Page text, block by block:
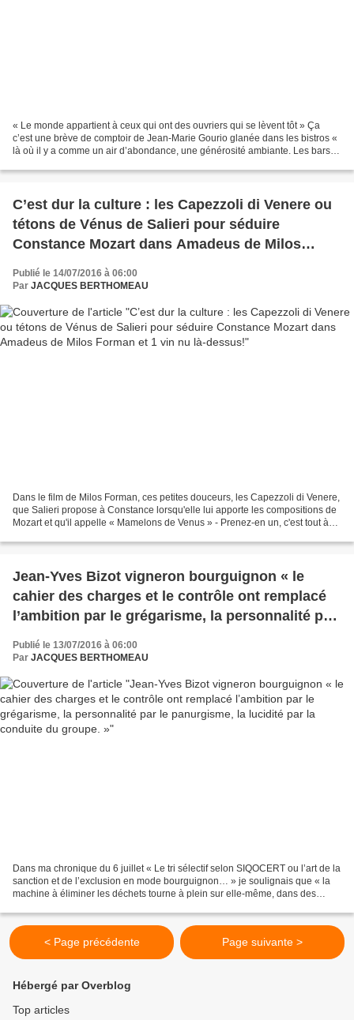
« Le monde appartient à ceux qui ont des ouvriers qui se lèvent tôt » Ça
c’est une brève de comptoir de Jean-Marie Gourio glanée dans les bistros «
là où il y a comme un air d’abondance, une générosité ambiante. Les bars
C’est dur la culture : les Capezzoli di Venere ou
tétons de Vénus de Salieri pour séduire
Constance Mozart dans Amadeus de Milos
Forman et 1 vin nu là-dessus!
Publié le 14/07/2016 à 06:00
Par JACQUES BERTHOMEAU
Dans le film de Milos Forman, ces petites douceurs, les Capezzoli di Venere,
que Salieri propose à Constance lorsqu'elle lui apporte les compositions de
Mozart et qu'il appelle « Mamelons de Venus » - Prenez-en un, c'est tout à
Jean-Yves Bizot vigneron bourguignon « le
cahier des charges et le contrôle ont remplacé
l’ambition par le grégarisme, la personnalité par
groupe. »
Publié le 13/07/2016 à 06:00
Par JACQUES BERTHOMEAU
Dans ma chronique du 6 juillet « Le tri sélectif selon SIQOCERT ou l’art de la
sanction et de l’exclusion en mode bourguignon… » je soulignais que « la
machine à éliminer les déchets tourne à plein sur elle-même, dans des
< Page précédente Page suivante >
Hébergé par Overblog
Top articles